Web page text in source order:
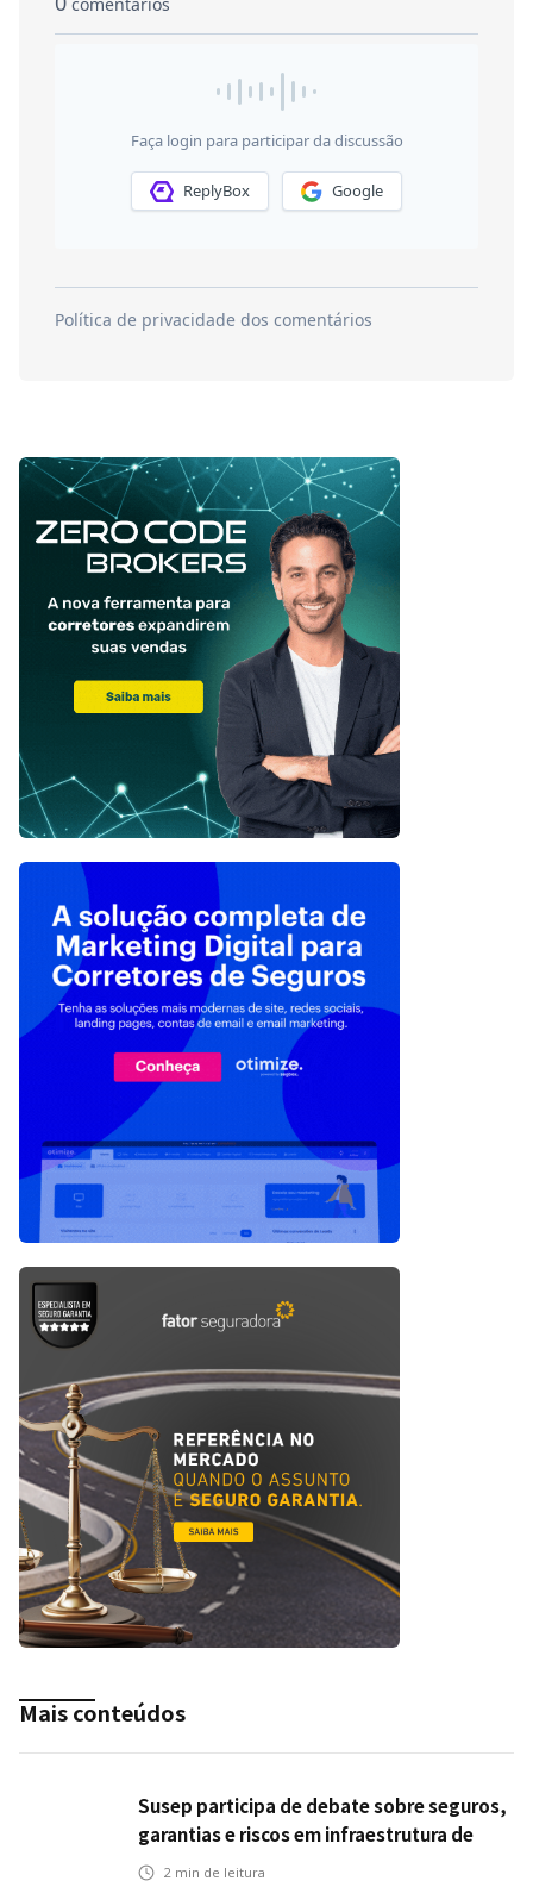
Mais conteúdos
Susep participa de debate sobre seguros,
garantias e riscos em infraestrutura de
transportes
2 min de leitura